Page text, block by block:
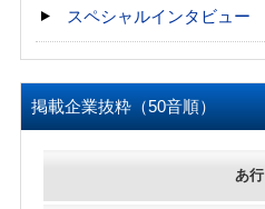
スペシャルインタビュー
掲載企業抜粋（50音順）
あ行